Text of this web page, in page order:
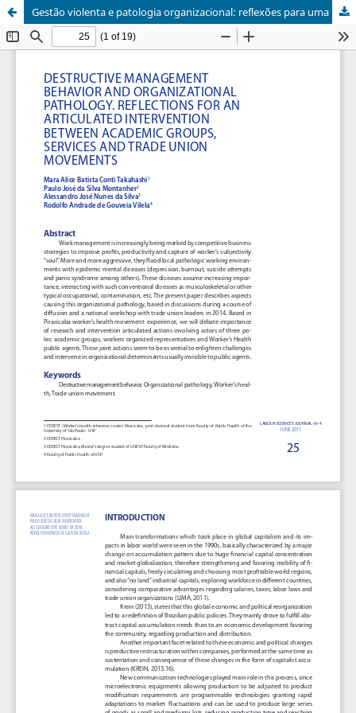
Gestão violenta e patologia organizacional: reflexões para uma intervenção articulada entre academia, serviços e movimento sindical